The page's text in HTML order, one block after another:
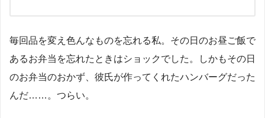
毎回品を変え色んなものを忘れる私。その日のお昼ご飯で
あるお弁当を忘れたときはショックでした。しかもその日
のお弁当のおかず、彼氏が作ってくれたハンバーグだった
んだ……。つらい。